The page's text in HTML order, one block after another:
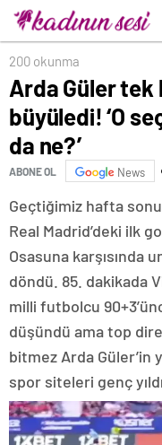
200 okunma
Arda Güler tek
büyüledi! ‘O
da ne?’
ABONE OL News
Geçtiğimiz hafta
Real Madrid’deki ilk
Osasuna karşısında
döndü. 85. dakikada
milli futbolcu
düşündü ama top
bitmez Arda Güler’in
spor siteleri genç